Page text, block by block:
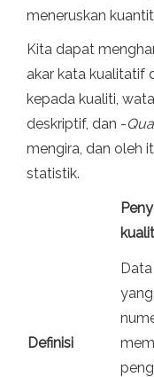
meneruskan
Kita dapat
akar kata kualitatif
kepada kualiti,
deskriptif, dan -
mengira, dan oleh
statistik.
Definisi